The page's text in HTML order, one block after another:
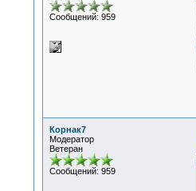
Сообщений: 959
Корнак7
Модератор
Ветеран
Сообщений: 959